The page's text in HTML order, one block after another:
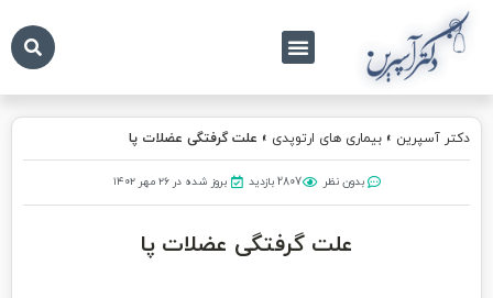
دکتر آسپرین » بیماری های ارتوپدی » علت گرفتگی عضلات پا
بدون نظر 2807 بازدید بروز شده در ۲۶ مهر ۱۴۰۲
علت گرفتگی عضلات پا